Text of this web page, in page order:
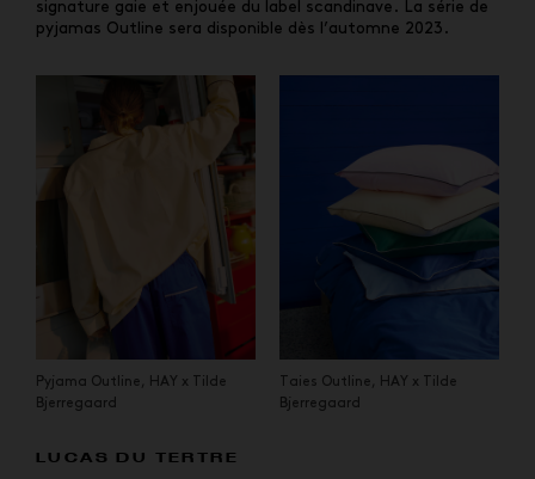
signature gaie et enjouée du label scandinave. La série de
pyjamas Outline sera disponible dès l’automne 2023.
Pyjama Outline, HAY x Tilde
Bjerregaard
Taies Outline, HAY x Tilde
Bjerregaard
LUCAS DU TERTRE